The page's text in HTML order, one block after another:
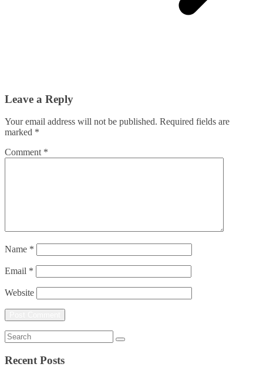
Leave a Reply
Your email address will not be published. Required fields are
marked *
Comment *
Name *
Email *
Website
Recent Posts